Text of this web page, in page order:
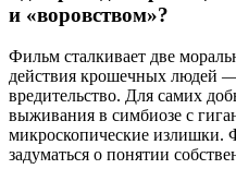
и «воровством»?
Фильм сталкивает две
действия крошечных людей
вредительство. Для самих
выживания в симбиозе с
микроскопические излишки.
задуматься о понятии